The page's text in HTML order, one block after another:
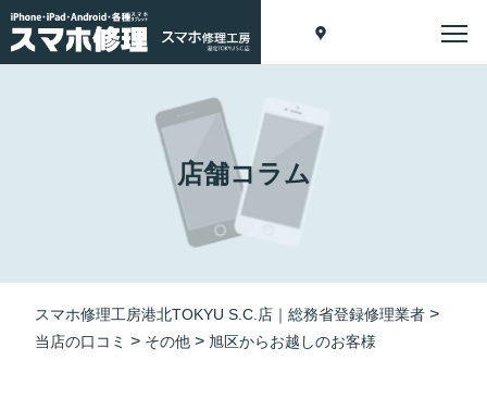
店舗コラム
スマホ修理工房港北TOKYU S.C.店｜総務省登録修理業者 >
当店の口コミ > その他 > 旭区からお越しのお客様